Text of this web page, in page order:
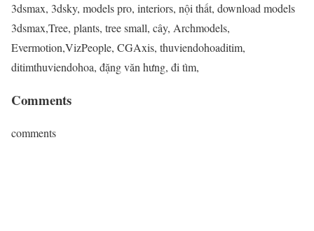
3dsmax, 3dsky, models pro, interiors, nội thất, download models
3dsmax,Tree, plants, tree small, cây, Archmodels,
Evermotion,VizPeople, CGAxis, thuviendohoaditim,
ditimthuviendohoa, đặng văn hưng, đi tìm,
Comments
comments